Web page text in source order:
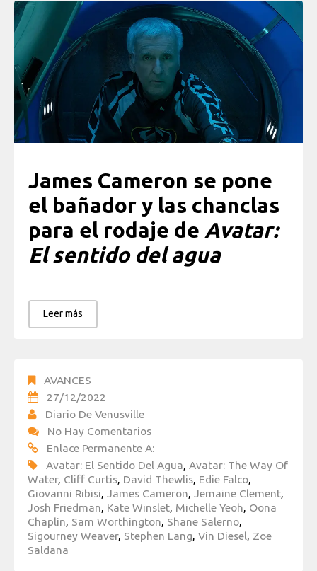
James Cameron se pone
el bañador y las chanclas
para el rodaje de Avatar:
El sentido del agua
Leer más
AVANCES
27/12/2022
Diario De Venusville
No Hay Comentarios
Enlace Permanente A:
Avatar: El Sentido Del Agua, Avatar: The Way Of
Water, Cliff Curtis, David Thewlis, Edie Falco,
Giovanni Ribisi, James Cameron, Jemaine Clement,
Josh Friedman, Kate Winslet, Michelle Yeoh, Oona
Chaplin, Sam Worthington, Shane Salerno,
Sigourney Weaver, Stephen Lang, Vin Diesel, Zoe
Saldana